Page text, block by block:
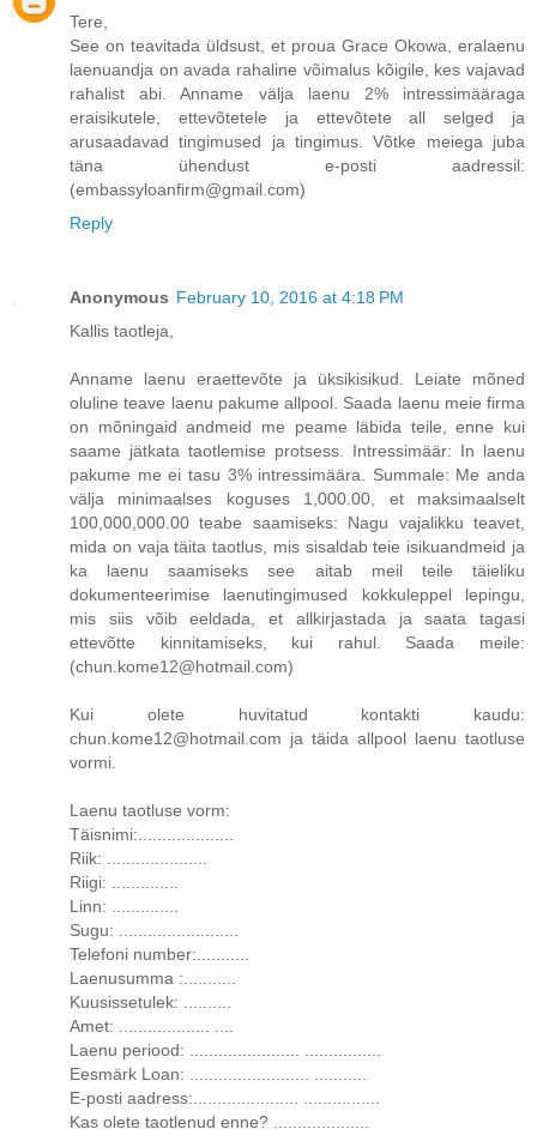
Tere,
See on teavitada üldsust, et proua Grace Okowa, eralaenu
laenuandja on avada rahaline võimalus kõigile, kes vajavad
rahalist abi. Anname välja laenu 2% intressimääraga
eraisikutele, ettevõtetele ja ettevõtete all selged ja
arusaadavad tingimused ja tingimus. Võtke meiega juba
täna ühendust e-posti aadressil:
(embassyloanfirm@gmail.com)
Reply
Anonymous February 10, 2016 at 4:18 PM
Kallis taotleja,
Anname laenu eraettevõte ja üksikisikud. Leiate mõned
oluline teave laenu pakume allpool. Saada laenu meie firma
on mõningaid andmeid me peame läbida teile, enne kui
saame jätkata taotlemise protsess. Intressimäär: In laenu
pakume me ei tasu 3% intressimäära. Summale: Me anda
välja minimaalses koguses 1,000.00, et maksimaalselt
100,000,000.00 teabe saamiseks: Nagu vajalikku teavet,
mida on vaja täita taotlus, mis sisaldab teie isikuandmeid ja
ka laenu saamiseks see aitab meil teile täieliku
dokumenteerimise laenutingimused kokkuleppel lepingu,
mis siis võib eeldada, et allkirjastada ja saata tagasi
ettevõtte kinnitamiseks, kui rahul. Saada meile:
(chun.kome12@hotmail.com)
Kui olete huvitatud kontakti kaudu:
chun.kome12@hotmail.com ja täida allpool laenu taotluse
vormi.
Laenu taotluse vorm:
Täisnimi:....................
Riik: .....................
Riigi: ..............
Linn: ..............
Sugu: .........................
Telefoni number:...........
Laenusumma :...........
Kuusissetulek: ..........
Amet: ................... ....
Laenu periood: ....................... ................
Eesmärk Loan: ......................... ...........
E-posti aadress:...................... ................
Kas olete taotlenud enne? ....................